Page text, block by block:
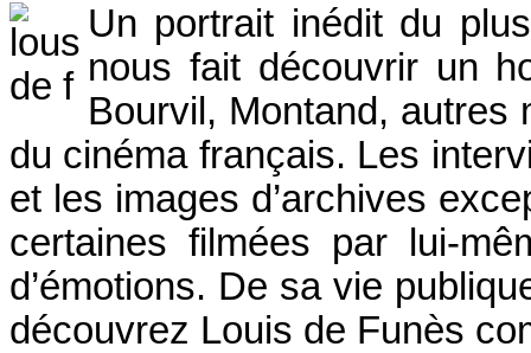
Un portrait inédit du
nous fait découvrir un
Bourvil, Montand, autres
du cinéma français. Les
et les images d’archives
certaines filmées par lui-
d’émotions. De sa vie
découvrez Louis de Funès